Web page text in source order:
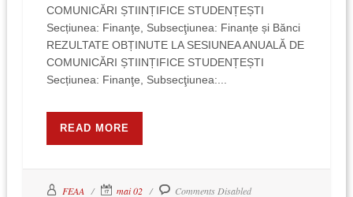
COMUNICĂRI ȘTIINȚIFICE STUDENȚEȘTI
Secțiunea: Finanţe, Subsecţiunea: Finanțe și Bănci
REZULTATE OBȚINUTE LA SESIUNEA ANUALĂ DE
COMUNICĂRI ȘTIINȚIFICE STUDENȚEȘTI
Secțiunea: Finanţe, Subsecţiunea:...
READ MORE
FEAA mai 02 Comments Disabled